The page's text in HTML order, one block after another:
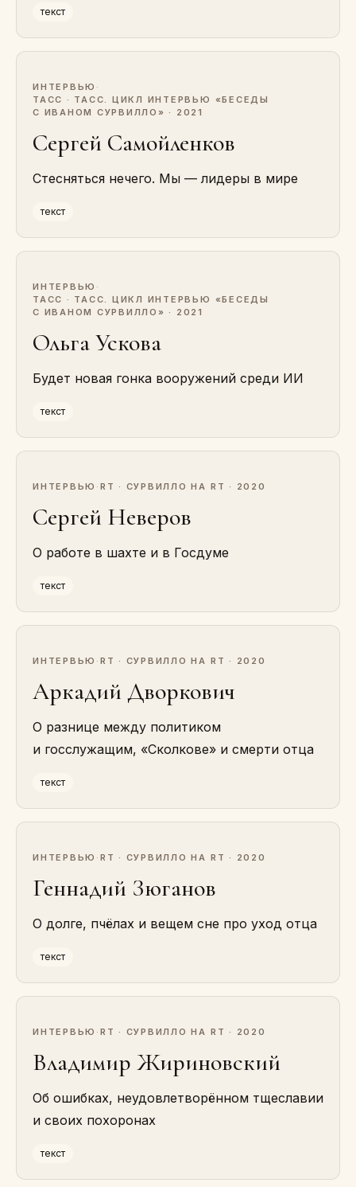
текст
ИНТЕРВЬЮ ·
ТАСС · ТАСС. ЦИКЛ ИНТЕРВЬЮ «БЕСЕДЫ
С ИВАНОМ СУРВИЛЛО» · 2021
Сергей Самойленков
Стесняться нечего. Мы — лидеры в мире
текст
ИНТЕРВЬЮ ·
ТАСС · ТАСС. ЦИКЛ ИНТЕРВЬЮ «БЕСЕДЫ
С ИВАНОМ СУРВИЛЛО» · 2021
Ольга Ускова
Будет новая гонка вооружений среди ИИ
текст
ИНТЕРВЬЮ · RT · СУРВИЛЛО НА RT · 2020
Сергей Неверов
О работе в шахте и в Госдуме
текст
ИНТЕРВЬЮ · RT · СУРВИЛЛО НА RT · 2020
Аркадий Дворкович
О разнице между политиком
и госслужащим, «Сколкове» и смерти отца
текст
ИНТЕРВЬЮ · RT · СУРВИЛЛО НА RT · 2020
Геннадий Зюганов
О долге, пчёлах и вещем сне про уход отца
текст
ИНТЕРВЬЮ · RT · СУРВИЛЛО НА RT · 2020
Владимир Жириновский
Об ошибках, неудовлетворённом тщеславии
и своих похоронах
текст